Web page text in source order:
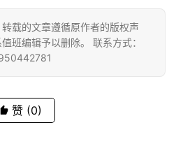
载的文章遵循原作者的版权声
班编辑予以删除。 联系方式：
赞 (0)